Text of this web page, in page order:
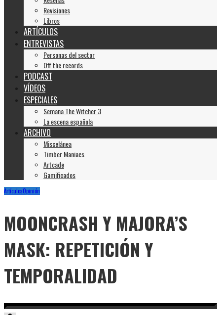
Revisiones
Libros
ARTÍCULOS
ENTREVISTAS
Personas del sector
Off the records
PODCAST
VÍDEOS
ESPECIALES
Semana The Witcher 3
La escena española
ARCHIVO
Miscelánea
Timber Maniacs
Artcade
Gamificados
ArtículosOpinión
MOONCRASH Y MAJORA’S
MASK: REPETICIÓN Y
TEMPORALIDAD